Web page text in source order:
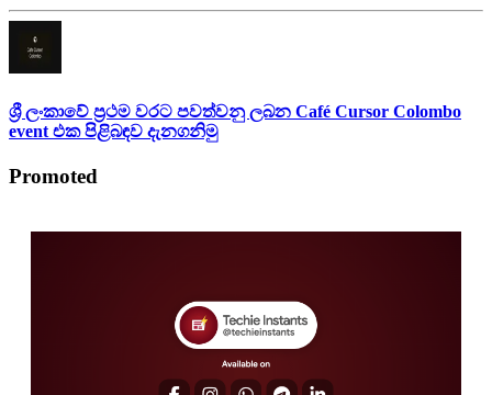
ශ්‍රී ලංකාවේ ප්‍රථම වරට පවත්වනු ලබන Café Cursor Colombo
event එක පිළිබඳව දැනගනිමු
Promoted